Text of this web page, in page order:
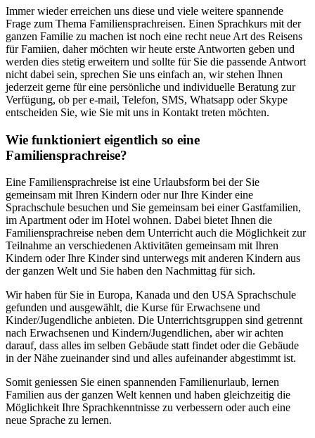
Immer wieder erreichen uns diese und viele weitere spannende
Frage zum Thema Familiensprachreisen. Einen Sprachkurs mit der
ganzen Familie zu machen ist noch eine recht neue Art des Reisens
für Famiien, daher möchten wir heute erste Antworten geben und
werden dies stetig erweitern und sollte für Sie die passende Antwort
nicht dabei sein, sprechen Sie uns einfach an, wir stehen Ihnen
jederzeit gerne für eine persönliche und individuelle Beratung zur
Verfügung, ob per e-mail, Telefon, SMS, Whatsapp oder Skype
entscheiden Sie, wie Sie mit uns in Kontakt treten möchten.
Wie funktioniert eigentlich so eine
Familiensprachreise?
Eine Familiensprachreise ist eine Urlaubsform bei der Sie
gemeinsam mit Ihren Kindern oder nur Ihre Kinder eine
Sprachschule besuchen und Sie gemeinsam bei einer Gastfamilien,
im Apartment oder im Hotel wohnen. Dabei bietet Ihnen die
Familiensprachreise neben dem Unterricht auch die Möglichkeit zur
Teilnahme an verschiedenen Aktivitäten gemeinsam mit Ihren
Kindern oder Ihre Kinder sind unterwegs mit anderen Kindern aus
der ganzen Welt und Sie haben den Nachmittag für sich.
Wir haben für Sie in Europa, Kanada und den USA Sprachschule
gefunden und ausgewählt, die Kurse für Erwachsene und
Kinder/Jugendliche anbieten. Die Unterrichtsgruppen sind getrennt
nach Erwachsenen und Kindern/Jugendlichen, aber wir achten
darauf, dass alles im selben Gebäude statt findet oder die Gebäude
in der Nähe zueinander sind und alles aufeinander abgestimmt ist.
Somit geniessen Sie einen spannenden Familienurlaub, lernen
Familien aus der ganzen Welt kennen und haben gleichzeitig die
Möglichkeit Ihre Sprachkenntnisse zu verbessern oder auch eine
neue Sprache zu lernen.